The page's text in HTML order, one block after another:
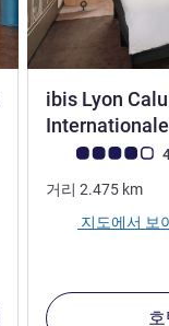
ibis Lyon
고객 평점 (ALL 평
거리 2.475 km
지도에서 보